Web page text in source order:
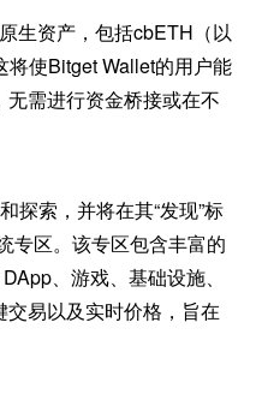
生资产，包括cbETH（以
使Bitget Wallet的用户能
需进行资金桥接或在不
探索，并将在其“发现”标
专区。该专区包含丰富的
、游戏、基础设施、
易以及实时价格，旨在